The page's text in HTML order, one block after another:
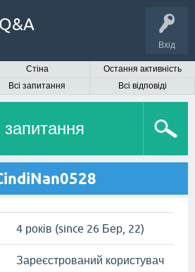
Вхід
Стіна
Остання активність
Всі запитання
Всі відповіді
4 років (since 26 Бер, 22)
Зареєстрований користувач